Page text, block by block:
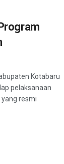
Kotabaru
pelaksanaan
yang resmi